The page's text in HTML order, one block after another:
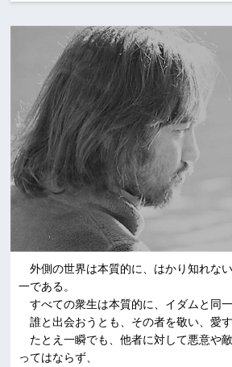
外側の世界は本質的に、はかり知れな
一である。
すべての衆生は本質的に、イダムと同一
誰と出会おうとも、その者を敬い、愛す
たとえ一瞬でも、他者に対して悪意や
ってはならず、